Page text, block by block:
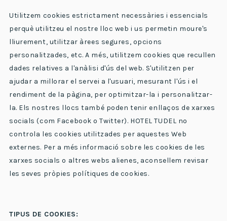
Utilitzem cookies estrictament necessàries i essencials
perquè utilitzeu el nostre lloc web i us permetin moure's
lliurement, utilitzar àrees segures, opcions
personalitzades, etc. A més, utilitzem cookies que recullen
dades relatives a l'anàlisi d'ús del web. S'utilitzen per
ajudar a millorar el servei a l'usuari, mesurant l'ús i el
rendiment de la pàgina, per optimitzar-la i personalitzar-
la. Els nostres llocs també poden tenir enllaços de xarxes
socials (com Facebook o Twitter). HOTEL TUDEL no
controla les cookies utilitzades per aquestes Web
externes. Per a més informació sobre les cookies de les
xarxes socials o altres webs alienes, aconsellem revisar
les seves pròpies polítiques de cookies.
TIPUS DE COOKIES: